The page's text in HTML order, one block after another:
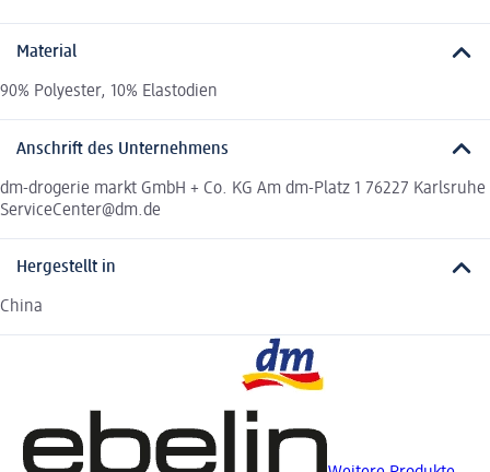
Material
90% Polyester, 10% Elastodien
Anschrift des Unternehmens
dm-drogerie markt GmbH + Co. KG Am dm-Platz 1 76227 Karlsruhe
ServiceCenter@dm.de
Hergestellt in
China